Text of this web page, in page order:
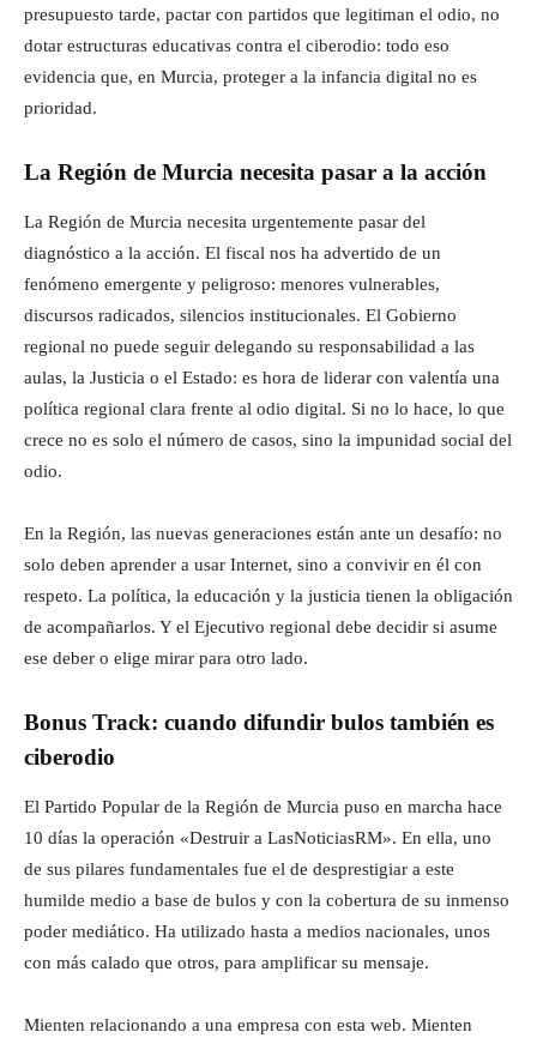
presupuesto tarde, pactar con partidos que legitiman el odio, no
dotar estructuras educativas contra el ciberodio: todo eso
evidencia que, en Murcia, proteger a la infancia digital no es
prioridad.
La Región de Murcia necesita pasar a la acción
La Región de Murcia necesita urgentemente pasar del
diagnóstico a la acción. El fiscal nos ha advertido de un
fenómeno emergente y peligroso: menores vulnerables,
discursos radicados, silencios institucionales. El Gobierno
regional no puede seguir delegando su responsabilidad a las
aulas, la Justicia o el Estado: es hora de liderar con valentía una
política regional clara frente al odio digital. Si no lo hace, lo que
crece no es solo el número de casos, sino la impunidad social del
odio.
En la Región, las nuevas generaciones están ante un desafío: no
solo deben aprender a usar Internet, sino a convivir en él con
respeto. La política, la educación y la justicia tienen la obligación
de acompañarlos. Y el Ejecutivo regional debe decidir si asume
ese deber o elige mirar para otro lado.
Bonus Track: cuando difundir bulos también es
ciberodio
El Partido Popular de la Región de Murcia puso en marcha hace
10 días la operación «Destruir a LasNoticiasRM». En ella, uno
de sus pilares fundamentales fue el de desprestigiar a este
humilde medio a base de bulos y con la cobertura de su inmenso
poder mediático. Ha utilizado hasta a medios nacionales, unos
con más calado que otros, para amplificar su mensaje.
Mienten relacionando a una empresa con esta web. Mienten